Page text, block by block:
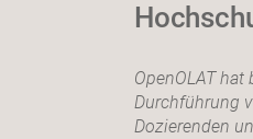
OpenOLAT
Durchführung
Dozierenden